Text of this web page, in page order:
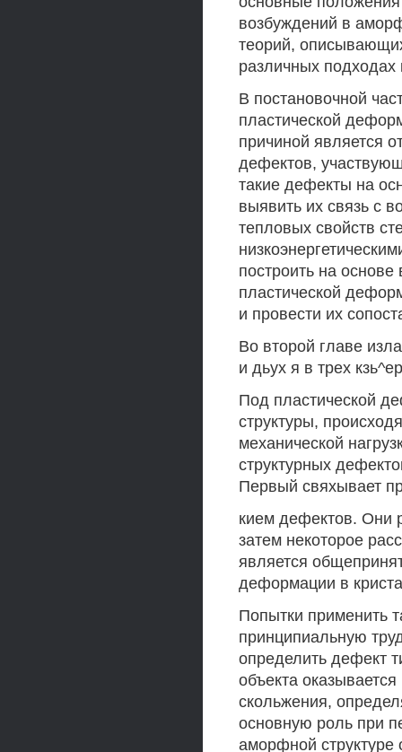
возбуждений в
теорий,
различных подходах
В постановочной
пластической
причиной является
дефектов,
такие дефекты на
выявить их связь с
тепловых свойств
построить на
пластической
и провести их
Во второй главе
и дьух я в трех
Под пластической
структуры,
механической
структурных
Первый свяхывает
кием дефектов. Они
затем некоторое
является
деформации в
Попытки применить
принципиальную
определить дефект
объекта
скольжения,
основную роль при
аморфной структуре